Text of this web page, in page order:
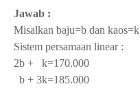
Jawab :
Misalkan baju=b dan kaos=k
Sistem persamaan linear :
2b + k=170.000
b + 3k=185.000